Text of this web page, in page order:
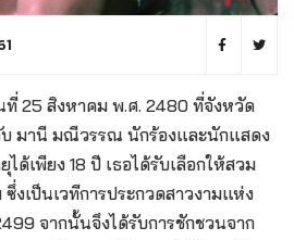
ที่ 25 สิงหาคม พ.ศ. 2480 ที่จังหวัด
บ มานี มณีวรรณ นักร้องและนักแสดง
ด้เพียง 18 ปี เธอได้รับเลือกให้สวม
งเป็นเวทีการประกวดสาวงามแห่ง
จากนั้นจึงได้รับการชักชวนจาก